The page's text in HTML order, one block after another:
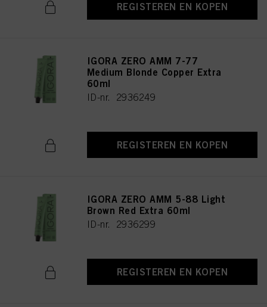
REGISTEREN EN KOPEN
IGORA ZERO AMM 7-77
Medium Blonde Copper Extra
60ml
ID-nr. 2936249
REGISTEREN EN KOPEN
IGORA ZERO AMM 5-88 Light
Brown Red Extra 60ml
ID-nr. 2936299
REGISTEREN EN KOPEN